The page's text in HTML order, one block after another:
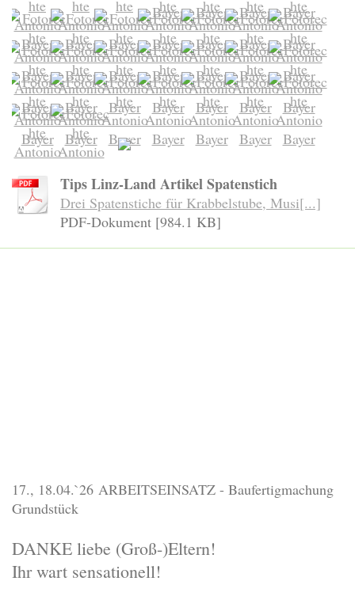
Tips Linz-Land Artikel Spatenstich
Drei Spatenstiche für Krabbelstube, Musi[...]
PDF-Dokument [984.1 KB]
17., 18.04.`26 ARBEITSEINSATZ - Baufertigmachung
Grundstück
DANKE liebe (Groß-)Eltern!
Ihr wart sensationell!